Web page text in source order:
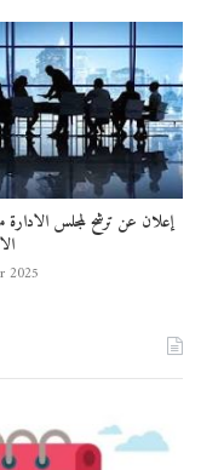
إعلان عن ترشح لمجلس الادارة
2025